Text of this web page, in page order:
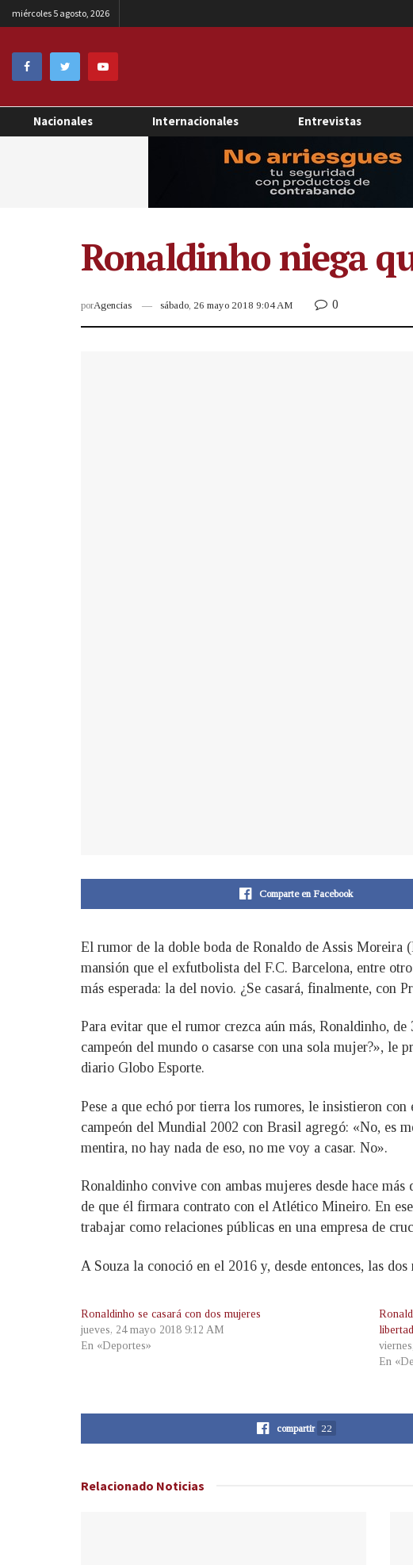
miércoles 5 agosto, 2026
Nacionales Internacionales Entrevistas
Ronaldinho niega
porAgencias sábado, 26 mayo 2018 9:04 AM 0
Comparte en Facebook
El rumor de la doble boda de Ronaldo de Assis Moreira
mansión que el exfutbolista del F.C. Barcelona, entre
más esperada: la del novio. ¿Se casará, finalmente, con
Para evitar que el rumor crezca aún más, Ronaldinho,
campeón del mundo o casarse con una sola mujer?», le
diario Globo Esporte.
Pese a que echó por tierra los rumores, le insistieron
campeón del Mundial 2002 con Brasil agregó: «No, es
mentira, no hay nada de eso, no me voy a casar. No».
Ronaldinho convive con ambas mujeres desde hace
de que él firmara contrato con el Atlético Mineiro. En
trabajar como relaciones públicas en una empresa de
A Souza la conoció en el 2016 y, desde entonces, las
Ronaldinho se casará con dos mujeres
jueves, 24 mayo 2018 9:12 AM
En «Deportes»
libertad
En
compartir 22
Relacionado Noticias